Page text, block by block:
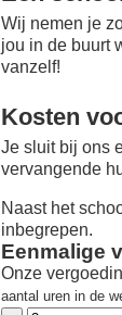
Wij nemen je
jou in de buurt
vanzelf!
Kosten
Je sluit bij ons
vervangende
Naast het
inbegrepen.
Eenmalige
Onze
aantal uren in de